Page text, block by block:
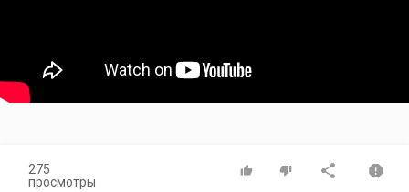
275
просмотры